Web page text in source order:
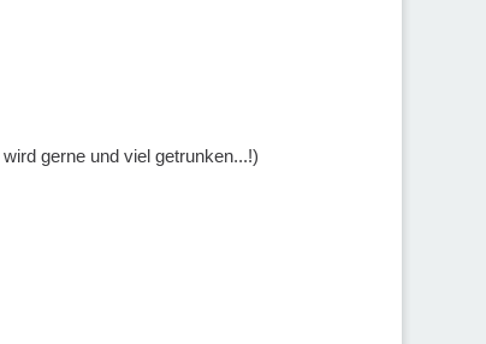
gerne und viel getrunken...!)